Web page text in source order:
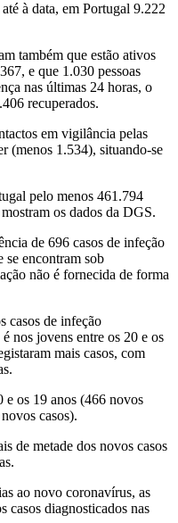
à data, em Portugal 9.222
também que estão ativos
e que 1.030 pessoas
nas últimas 24 horas, o
recuperados.
em vigilância pelas
(menos 1.534), situando-se
pelo menos 461.794
os dados da DGS.
de 696 casos de infeção
se encontram sob
não é fornecida de forma
casos de infeção
nos jovens entre os 20 e os
mais casos, com
e os 19 anos (466 novos
casos).
de metade dos novos casos
ao novo coronavírus, as
casos diagnosticados nas